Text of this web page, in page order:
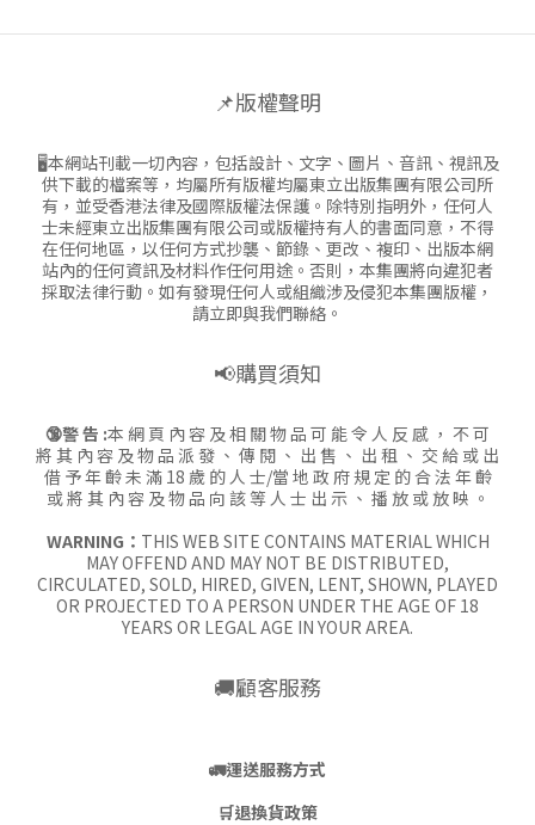
📌版權聲明
🖥本網站刊載一切內容，包括設計、文字、圖片、音訊、視訊及
供下載的檔案等，均屬所有版權均屬東立出版集團有限公司所
有，並受香港法律及國際版權法保護。除特別指明外，任何人
士未經東立出版集團有限公司或版權持有人的書面同意，不得
在任何地區，以任何方式抄襲、節錄、更改、複印、出版本網
站內的任何資訊及材料作任何用途。否則，本集團將向違犯者
採取法律行動。如有發現任何人或組織涉及侵犯本集團版權，
請立即與我們聯絡。
📢購買須知
🔞警 告 :本 網 頁 內 容 及 相 關 物 品 可 能 令 人 反 感 ， 不 可
將 其 內 容 及 物 品 派 發 、 傳 閱 、 出 售 、 出 租 、 交 給 或 出
借 予 年 齡 未 滿 18 歲 的 人 士/當 地 政 府 規 定 的 合 法 年 齡
或 將 其 內 容 及 物 品 向 該 等 人 士 出 示 、 播 放 或 放 映 。
WARNING： THIS WEB SITE CONTAINS MATERIAL WHICH
MAY OFFEND AND MAY NOT BE DISTRIBUTED,
CIRCULATED, SOLD, HIRED, GIVEN, LENT, SHOWN, PLAYED
OR PROJECTED TO A PERSON UNDER THE AGE OF 18
YEARS OR LEGAL AGE IN YOUR AREA.
🚚顧客服務
🚛運送服務方式
🛒退換貨政策